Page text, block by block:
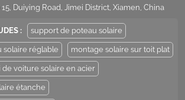
Duiying Road, Jimei District, Xiamen, China
: support de poteau solaire
solaire réglable montage solaire sur toit plat
voiture solaire en acier
étanche